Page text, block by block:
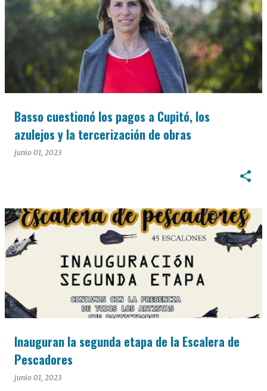
Basso cuestionó los pagos a Cupitó, los
azulejos y la tercerización de obras
junio 01, 2023
Inauguran la segunda etapa de la Escalera de
Pescadores
junio 01, 2023